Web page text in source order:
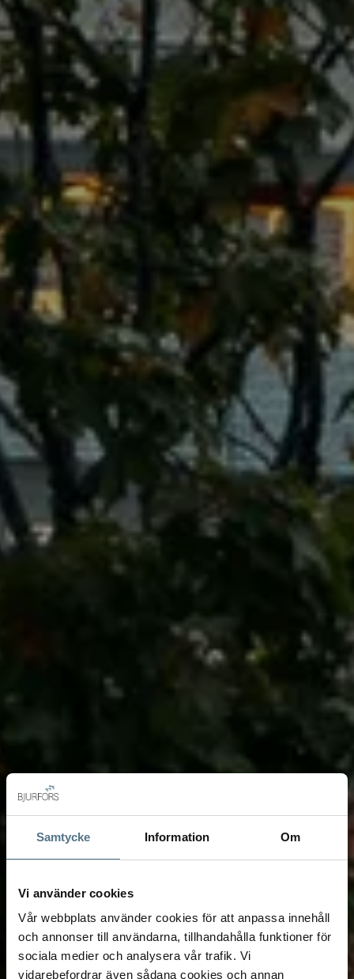
Samtycke Information Om
Vi använder cookies
Vår webbplats använder cookies för att anpassa innehåll
och annonser till användarna, tillhandahålla funktioner för
sociala medier och analysera vår trafik. Vi
vidarebefordrar även sådana cookies och annan